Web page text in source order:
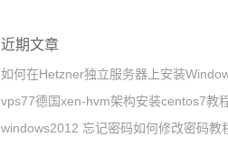
近期文章
如何在Hetzner独立服务器上安装
vps77德国xen-hvm架构安装centos7教
windows2012 忘记密码如何修改密码教